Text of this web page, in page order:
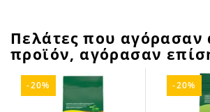
Πελάτες που αγόρασαν
προϊόν, αγόρασαν
-20% -20%